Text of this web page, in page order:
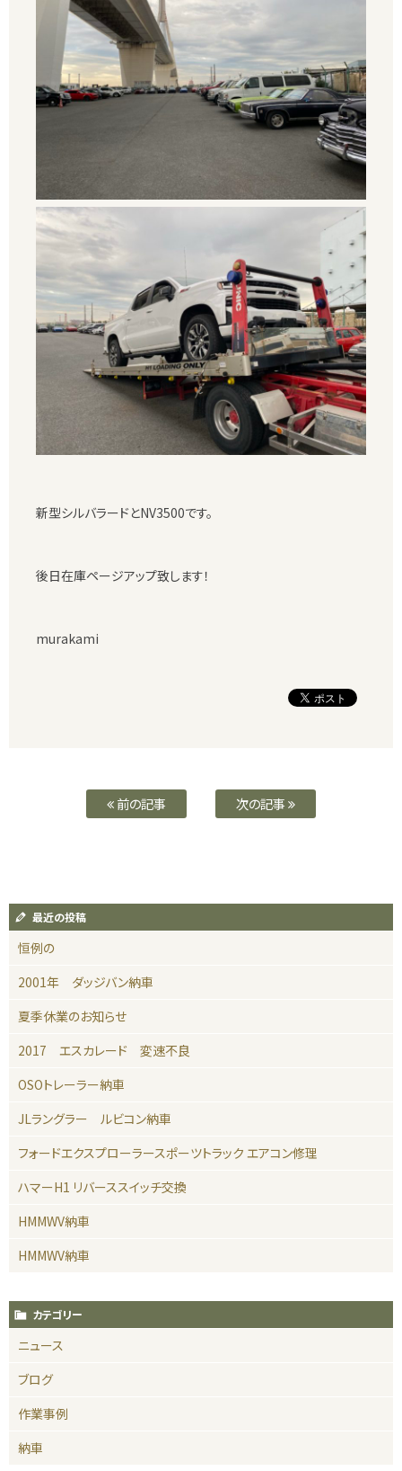
新型シルバラードとNV3500です。
後日在庫ページアップ致します！
murakami
前の記事 次の記事
最近の投稿
恒例の
2001年 ダッジバン納車
夏季休業のお知らせ
2017 エスカレード 変速不良
OSOトレーラー納車
JLラングラー ルビコン納車
フォードエクスプローラースポーツトラック エアコン修理
ハマーH1 リバーススイッチ交換
HMMWV納車
HMMWV納車
カテゴリー
ニュース
ブログ
作業事例
納車